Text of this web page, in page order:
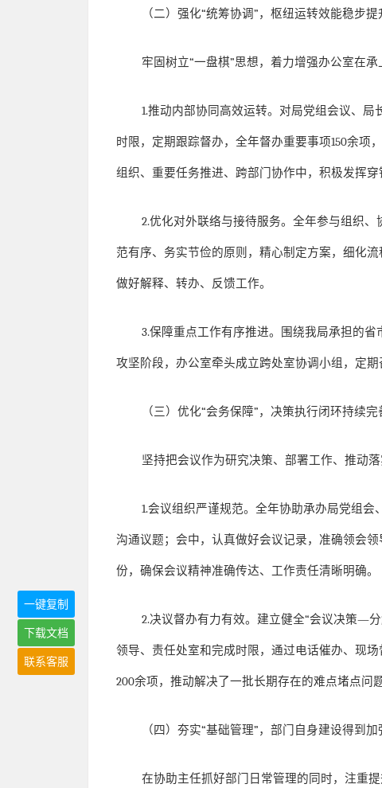
（二）强化“统筹协调”，枢纽运转效能稳步提
牢固树立“一盘棋”思想，着力增强办公室在承
1.推动内部协同高效运转。对局党组会议、
时限，定期跟踪督办，全年督办重要事项150余项
组织、重要任务推进、跨部门协作中，积极发挥
2.优化对外联络与接待服务。全年参与组织
范有序、务实节俭的原则，精心制定方案，细化
做好解释、转办、反馈工作。
3.保障重点工作有序推进。围绕我局承担的
攻坚阶段，办公室牵头成立跨处室协调小组，定
（三）优化“会务保障”，决策执行闭环持续完
坚持把会议作为研究决策、部署工作、推动
1.会议组织严谨规范。全年协助承办局党组
沟通议题；会中，认真做好会议记录，准确领会
份，确保会议精神准确传达、工作责任清晰明确。
2.决议督办有力有效。建立健全“会议决策—
领导、责任处室和完成时限，通过电话催办、现
200余项，推动解决了一批长期存在的难点堵点问题
（四）夯实“基础管理”，部门自身建设得到加
在协助主任抓好部门日常管理的同时，注重
一键复制
下载文档
联系客服